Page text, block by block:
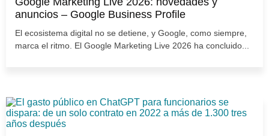
anuncios – Google Business Profile
El ecosistema digital no se detiene, y Google, como siempre,
marca el ritmo. El Google Marketing Live 2026 ha concluido...